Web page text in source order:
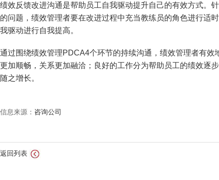
绩效反馈改进沟通是帮助员工自我驱动提升自己的有效方式。
的问题，绩效管理者要在改进过程中充当教练员的角色进行适
我驱动进行自我提高。
通过围绕绩效管理PDCA4个环节的持续沟通，绩效管理者有
更加顺畅，关系更加融洽；良好的工作分为帮助员工的绩效逐
随之增长。
信息来源： 咨询公司
返回列表